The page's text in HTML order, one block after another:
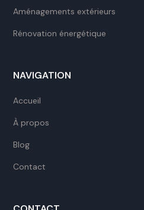
Aménagements extérieurs
Rénovation énergétique
NAVIGATION
Accueil
À propos
Blog
Contact